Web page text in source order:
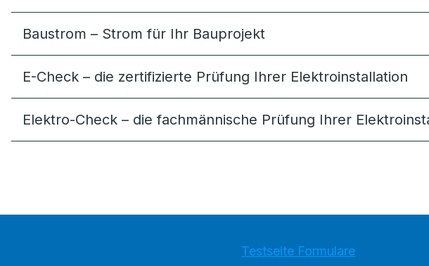
Baustrom – Strom für Ihr Bauprojekt
E-Check – die zertifizierte Prüfung Ihrer Elektroinstallation
Elektro-Check – die fachmännische Prüfung Ihrer
Testseite Formulare